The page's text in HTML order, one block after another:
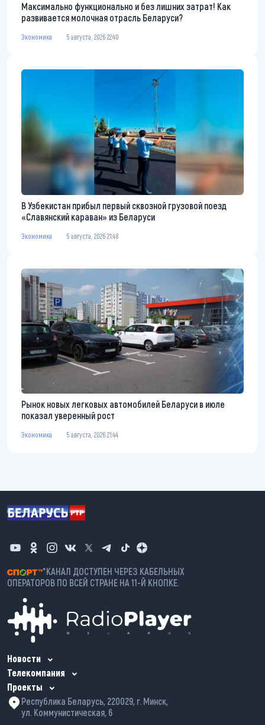
Максимально функционально и без лишних затрат! Как
развивается молочная отрасль Беларуси?
Экономика 5 августа, 2026 22:40
В Узбекистан прибыл первый сквозной грузовой поезд
«Славянский караван» из Беларуси
Экономика 5 августа, 2026 21:48
Рынок новых легковых автомобилей Беларуси в июле
показал уверенный рост
Экономика 5 августа, 2026 21:44
*КАНАЛ ДОСТУПЕН ЧЕРЕЗ КАБЕЛЬНЫХ
ОПЕРАТОРОВ ПО ВСЕЙ СТРАНЕ НА 11-Й КНОПКЕ.
Новости
Телекомпания
Проекты
Республика Беларусь, 220029, г. Минск,
ул. Коммунистическая, 6